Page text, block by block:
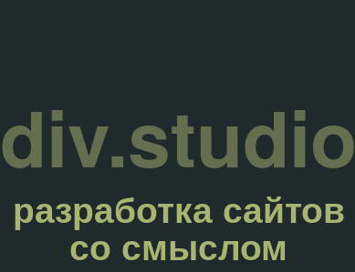
div.studio
разработка сайтов
со смыслом